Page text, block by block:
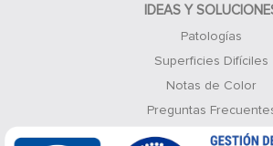
IDEAS Y
Patologías
Superficies Difíciles
Notas de Color
Preguntas